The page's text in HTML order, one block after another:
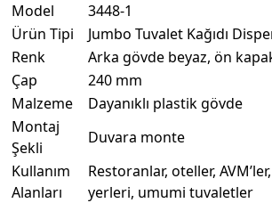
Model
3448-1
Ürün Tipi
Jumbo Tuvalet Kağıdı
Renk
Arka gövde beyaz, ön
Çap
240 mm
Malzeme
Dayanıklı plastik gövde
Montaj
Şekli
Duvara monte
Kullanım
Alanları
Restoranlar, oteller,
yerleri, umumi tuvaletler